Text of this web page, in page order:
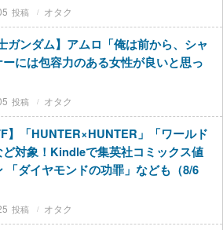
オタク
ガンダム】アムロ「俺は前から、シャ
には包容力のある女性が良いと思っ
オタク
】「HUNTER×HUNTER」「ワールド
ど対象！Kindleで集英社コミックス値
「ダイヤモンドの功罪」なども（8/6
オタク